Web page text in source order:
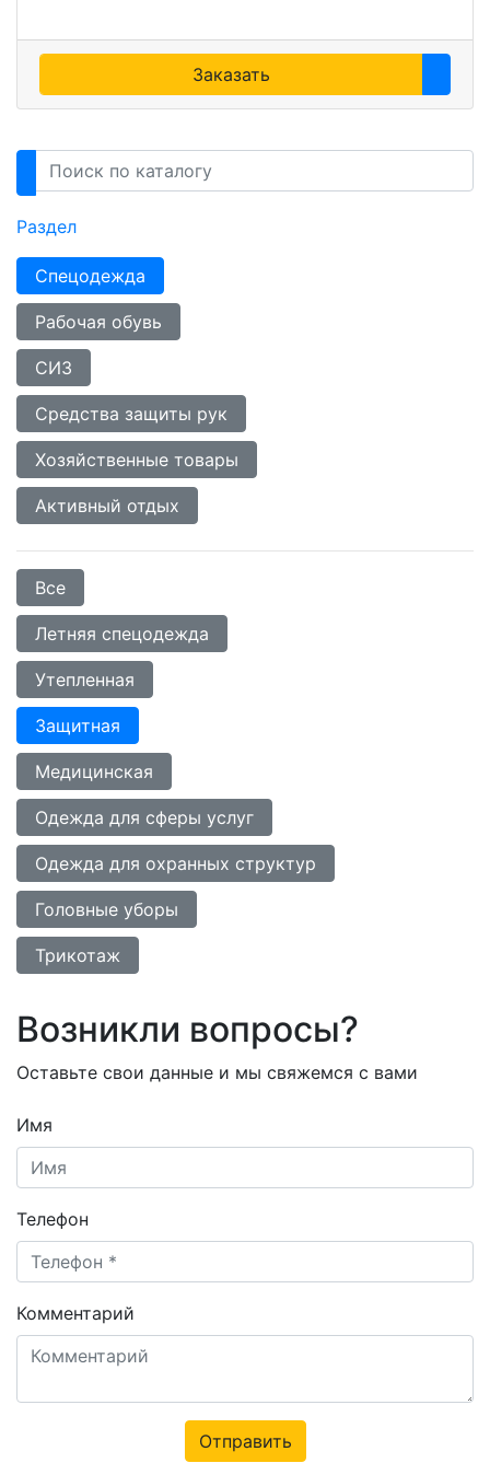
Заказать
Раздел
Спецодежда
Рабочая обувь
СИЗ
Средства защиты рук
Хозяйственные товары
Активный отдых
Все
Летняя спецодежда
Утепленная
Защитная
Медицинская
Одежда для сферы услуг
Одежда для охранных структур
Головные уборы
Трикотаж
Возникли вопросы?
Оставьте свои данные и мы свяжемся с вами
Имя
Телефон
Комментарий
Отправить